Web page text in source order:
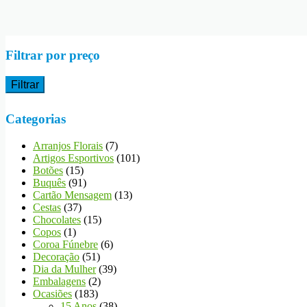
Filtrar por preço
Filtrar
Categorias
Arranjos Florais (7)
Artigos Esportivos (101)
Botões (15)
Buquês (91)
Cartão Mensagem (13)
Cestas (37)
Chocolates (15)
Copos (1)
Coroa Fúnebre (6)
Decoração (51)
Dia da Mulher (39)
Embalagens (2)
Ocasiões (183)